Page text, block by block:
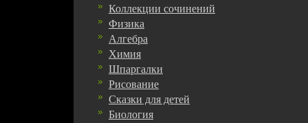
Коллекции сочинений
Физика
Алгебра
Химия
Шпаргалки
Рисование
Сказки для детей
Биология